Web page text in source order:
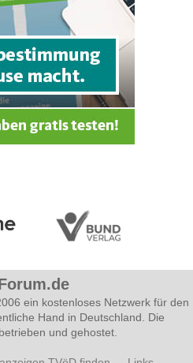
ein kostenloses Netzwerk für den
Hand in Deutschland. Die
und gehostet.